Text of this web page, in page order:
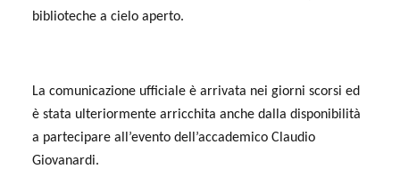
biblioteche a cielo aperto.
La comunicazione ufficiale è arrivata nei giorni scorsi ed
è stata ulteriormente arricchita anche dalla disponibilità
a partecipare all’evento dell’accademico Claudio
Giovanardi.